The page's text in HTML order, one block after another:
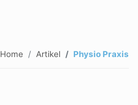
Home Artikel Physio Praxis